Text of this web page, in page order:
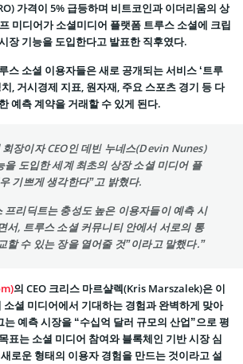
가격이 5% 급등하며 비트코인과 이더리움의 상
미디어가 소셜미디어 플랫폼 트루스 소셜에 크립
장 기능을 도입한다고 발표한 직후였다.
스 소셜 이용자들은 새로 공개되는 서비스 ‘트루
, 거시경제 지표, 원자재, 주요 스포츠 경기 등 다
예측 계약을 거래할 수 있게 된다.
장이자 CEO인 데빈 누네스(Devin Nunes)
을 도입한 세계 최초의 상장 소셜 미디어 플
기쁘게 생각한다”고 밝혔다.
프리딕트는 충성도 높은 이용자들이 예측 시
서, 트루스 소셜 커뮤니티 안에서 서로의 통
할 수 있는 장을 열어줄 것”이라고 말했다.”
의 CEO 크리스 마르샬렉(Kris Marszalek)은 이
소셜 미디어에서 기대하는 경험과 완벽하게 맞아
예측 시장을 “수십억 달러 규모의 산업”으로 평
표는 소셜 미디어 참여와 블록체인 기반 시장 심
로운 형태의 이용자 경험을 만드는 것이라고 설